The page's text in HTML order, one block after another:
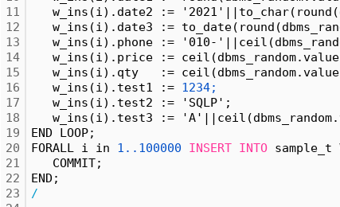
11
12
13
14
15
16
17
18
19
20
21
22
23
w_ins(i).date2 :=
w_ins(i).date3 :=
w_ins(i).phone := '010-
w_ins(i).price :=
w_ins(i).qty   :=
w_ins(i).test1 := 1234;
w_ins(i).test2 := 'SQLP';
w_ins(i).test3 :=
END LOOP;
FORALL i in 1..100000 INSERT INTO sample_t
COMMIT;
END;
/